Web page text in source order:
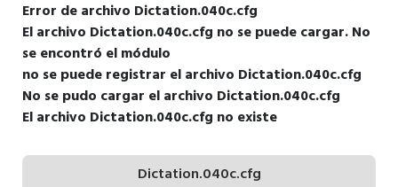
Error de archivo Dictation.040c.cfg
El archivo Dictation.040c.cfg no se puede cargar. No
se encontró el módulo
no se puede registrar el archivo Dictation.040c.cfg
No se pudo cargar el archivo Dictation.040c.cfg
El archivo Dictation.040c.cfg no existe
Dictation.040c.cfg